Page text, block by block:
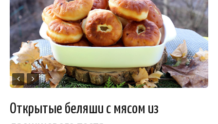
Открытые беляши с мясом из